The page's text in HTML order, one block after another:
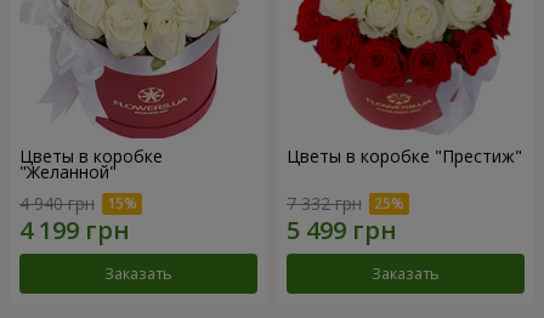
Цветы в коробке
"Желанной"
4 940 грн
Заказать
Цветы в коробке "Престиж"
7 332 грн
Заказать